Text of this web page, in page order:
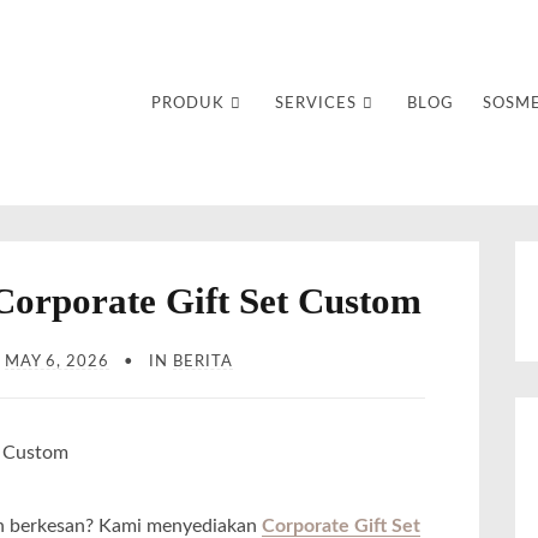
PRODUK SERVICES BLOG
Gift Set Custom
MAY 6, 2026 IN BERITA
Kami menyediakan Corporate Gift Set